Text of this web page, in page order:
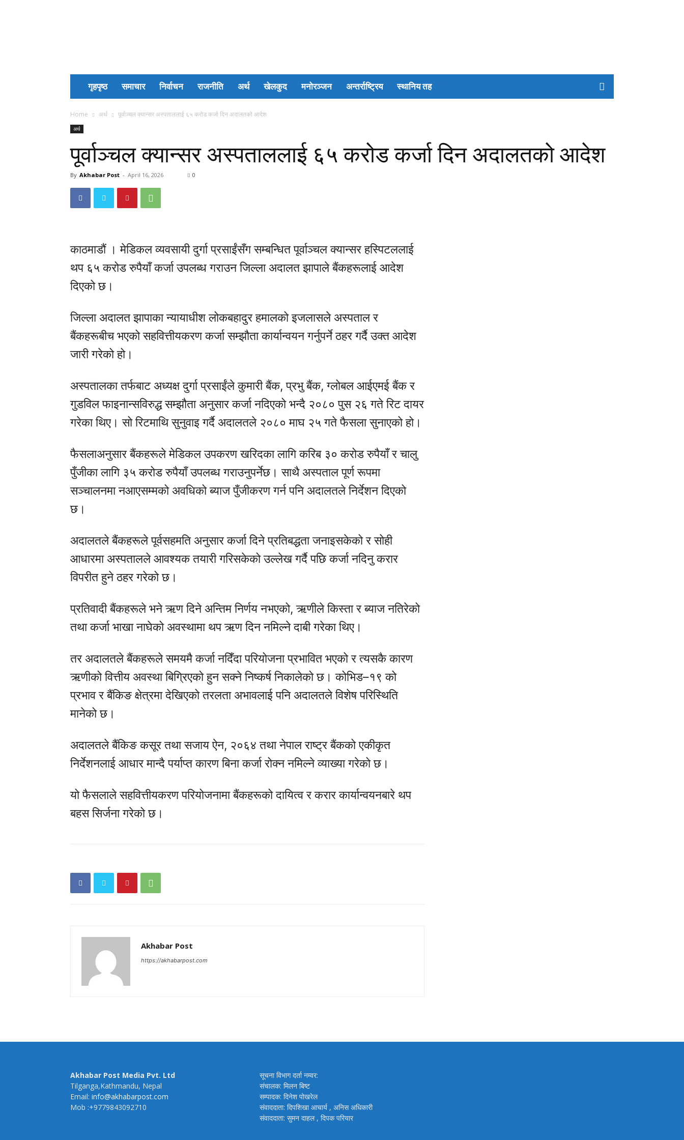
गृहपृष्ठ समाचार निर्वाचन राजनीति अर्थ खेलकुद मनोरञ्जन अन्तर्राष्ट्रिय स्थानिय तह
Home अर्थ पूर्वाञ्चल क्यान्सर अस्पताललाई ६५ करोड कर्जा दिन अदालतको आदेश
अर्थ
पूर्वाञ्चल क्यान्सर अस्पताललाई ६५ करोड कर्जा दिन अदालतको आदेश
By Akhabar Post - April 16, 2026 0
काठमाडौं । मेडिकल व्यवसायी दुर्गा प्रसाईंसँग सम्बन्धित पूर्वाञ्चल क्यान्सर हस्पिटललाई
थप ६५ करोड रुपैयाँ कर्जा उपलब्ध गराउन जिल्ला अदालत झापाले बैंकहरूलाई आदेश
दिएको छ।
जिल्ला अदालत झापाका न्यायाधीश लोकबहादुर हमालको इजलासले अस्पताल र
बैंकहरूबीच भएको सहवित्तीयकरण कर्जा सम्झौता कार्यान्वयन गर्नुपर्ने ठहर गर्दै उक्त आदेश
जारी गरेको हो।
अस्पतालका तर्फबाट अध्यक्ष दुर्गा प्रसाईंले कुमारी बैंक, प्रभु बैंक, ग्लोबल आईएमई बैंक र
गुडविल फाइनान्सविरुद्ध सम्झौता अनुसार कर्जा नदिएको भन्दै २०८० पुस २६ गते रिट दायर
गरेका थिए। सो रिटमाथि सुनुवाइ गर्दै अदालतले २०८० माघ २५ गते फैसला सुनाएको हो।
फैसलाअनुसार बैंकहरूले मेडिकल उपकरण खरिदका लागि करिब ३० करोड रुपैयाँ र चालु
पुँजीका लागि ३५ करोड रुपैयाँ उपलब्ध गराउनुपर्नेछ। साथै अस्पताल पूर्ण रूपमा
सञ्चालनमा नआएसम्मको अवधिको ब्याज पुँजीकरण गर्न पनि अदालतले निर्देशन दिएको
छ।
अदालतले बैंकहरूले पूर्वसहमति अनुसार कर्जा दिने प्रतिबद्धता जनाइसकेको र सोही
आधारमा अस्पतालले आवश्यक तयारी गरिसकेको उल्लेख गर्दै पछि कर्जा नदिनु करार
विपरीत हुने ठहर गरेको छ।
प्रतिवादी बैंकहरूले भने ऋण दिने अन्तिम निर्णय नभएको, ऋणीले किस्ता र ब्याज नतिरेको
तथा कर्जा भाखा नाघेको अवस्थामा थप ऋण दिन नमिल्ने दाबी गरेका थिए।
तर अदालतले बैंकहरूले समयमै कर्जा नदिँदा परियोजना प्रभावित भएको र त्यसकै कारण
ऋणीको वित्तीय अवस्था बिग्रिएको हुन सक्ने निष्कर्ष निकालेको छ। कोभिड–१९ को
प्रभाव र बैंकिङ क्षेत्रमा देखिएको तरलता अभावलाई पनि अदालतले विशेष परिस्थिति
मानेको छ।
अदालतले बैंकिङ कसूर तथा सजाय ऐन, २०६४ तथा नेपाल राष्ट्र बैंकको एकीकृत
निर्देशनलाई आधार मान्दै पर्याप्त कारण बिना कर्जा रोक्न नमिल्ने व्याख्या गरेको छ।
यो फैसलाले सहवित्तीयकरण परियोजनामा बैंकहरूको दायित्व र करार कार्यान्वयनबारे थप
बहस सिर्जना गरेको छ।
Akhabar Post
https://akhabarpost.com
Akhabar Post Media Pvt. Ltd
Tilganga,Kathmandu, Nepal
Email: info@akhabarpost.com
Mob :+9779843092710
सूचना विभाग दर्ता नम्वर:
संचालक: मिलन बिष्ट
सम्पादक: दिनेश पोखरेल
संवाददाता: दिपशिखा आचार्य , अनिस अधिकारी
संवाददाता: सुमन दाहल , दिपक परियार